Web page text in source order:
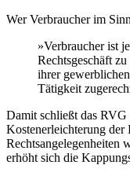
Wer Verbraucher im
»Verbraucher ist
Rechtsgeschäft
ihrer
Tätigkeit
Damit schließt das
Kostenerleichterung der
Rechtsangelegenheiten
erhöht sich die